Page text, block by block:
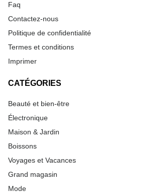
Faq
Contactez-nous
Politique de confidentialité
Termes et conditions
Imprimer
CATÉGORIES
Beauté et bien-être
Électronique
Maison & Jardin
Boissons
Voyages et Vacances
Grand magasin
Mode